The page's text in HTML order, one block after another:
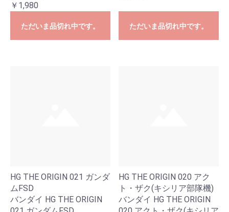
￥1,980
ただいま品切れ中です。 ただいま品切れ中です。
HG THE ORIGIN 021 ガンダ
ムFSD
バンダイ HG THE ORIGIN
HG THE ORIGIN 020 アク
ト・ザク(キシリア部隊機)
バンダイ HG THE ORIGIN